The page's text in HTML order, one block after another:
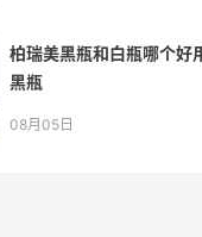
柏瑞美黑瓶和白瓶哪个好
黑瓶
08月05日